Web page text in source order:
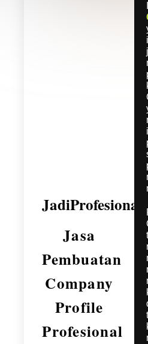
Jasa
Pembuatan
Company
Profile
Profesional